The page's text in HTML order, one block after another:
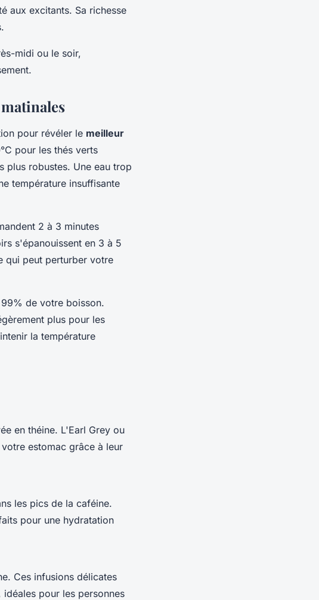
aux excitants. Sa richesse
midi ou le soir,
pour révéler le meilleur
pour les thés verts
plus robustes. Une eau trop
température insuffisante
2 à 3 minutes
s'épanouissent en 3 à 5
qui peut perturber votre
de votre boisson.
plus pour les
la température
en théine. L'Earl Grey ou
estomac grâce à leur
les pics de la caféine.
pour une hydratation
Ces infusions délicates
pour les personnes